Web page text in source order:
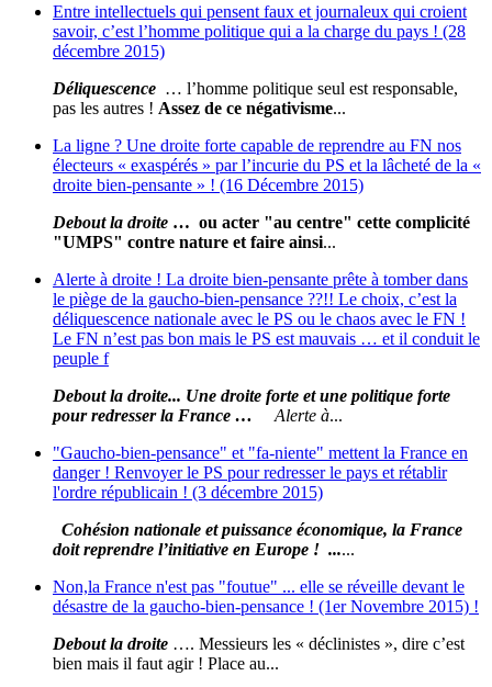
Entre intellectuels qui pensent faux et journaleux qui croient
savoir, c’est l’homme politique qui a la charge du pays ! (28
décembre 2015)
Déliquescence … l’homme politique seul est responsable,
pas les autres ! Assez de ce négativisme...
La ligne ? Une droite forte capable de reprendre au FN nos
électeurs « exaspérés » par l’incurie du PS et la lâcheté de la «
droite bien-pensante » ! (16 Décembre 2015)
Debout la droite … ou acter "au centre" cette complicité
"UMPS" contre nature et faire ainsi...
Alerte à droite ! La droite bien-pensante prête à tomber dans
le piège de la gaucho-bien-pensance ??!! Le choix, c’est la
déliquescence nationale avec le PS ou le chaos avec le FN !
Le FN n’est pas bon mais le PS est mauvais … et il conduit le
peuple f
Debout la droite... Une droite forte et une politique forte
pour redresser la France …
Alerte à...
"Gaucho-bien-pensance" et "fa-niente" mettent la France en
danger ! Renvoyer le PS pour redresser le pays et rétablir
l'ordre républicain ! (3 décembre 2015)
Cohésion nationale et puissance économique, la France
doit reprendre l’initiative en Europe ! ......
Non,la France n'est pas "foutue" ... elle se réveille devant le
désastre de la gaucho-bien-pensance ! (1er Novembre 2015) !
Debout la droite …. Messieurs les « déclinistes », dire c’est
bien mais il faut agir ! Place au...